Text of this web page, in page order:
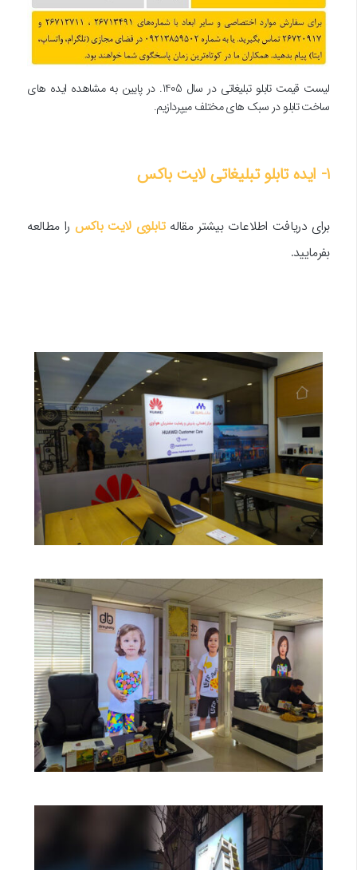
لیست قیمت تابلو تبلیغاتی در سال 1405. در پایین به مشاهده ایده های
ساخت تابلو در سبک های مختلف میپردازیم.
1- ایده تابلو تبلیغاتی لایت باکس
برای دریافت اطلاعات بیشتر مقالهتابلوی لایت باکس را مطالعه
بفرمایید.